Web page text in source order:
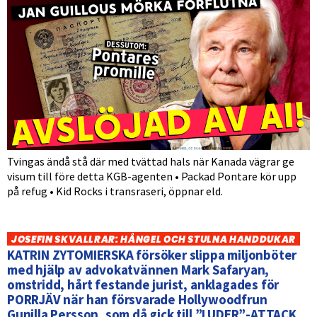
Tvingas ändå stå där med tvättad hals när Kanada vägrar ge
visum till före detta KGB-agenten • Packad Pontare kör upp
på refug • Kid Rocks i transraseri, öppnar eld.
JOSEFIN SKVALLRAR: HÅNGEL OCH STULNA HANDDUKAR
KATRIN ZYTOMIERSKA försöker slippa miljonböter
med hjälp av advokatvännen Mark Safaryan,
omstridd, hårt festande jurist, anklagades för
PORRJÄV när han försvarade Hollywoodfrun